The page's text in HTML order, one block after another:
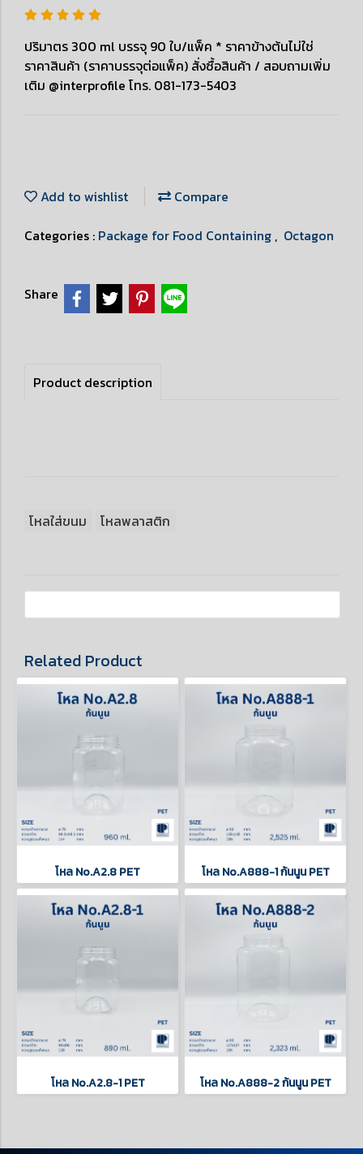
ปริมาตร 300 ml บรรจุ 90 ใบ/แพ็ค * ราคาข้างต้นไม่ใช่
ราคาสินค้า (ราคาบรรจุต่อแพ็ค) สั่งซื้อสินค้า / สอบถามเพิ่ม
เติม @interprofile โทร. 081-173-5403
Add to wishlist
Compare
Categories : Package for Food Containing , Octagon
Share
Product description
โหลใส่ขนม โหลพลาสติก
Related Product
โหล No.A2.8 PET โหล No.A888-1 ก้นนูน PET
โหล No.A2.8-1 PET โหล No.A888-2 ก้นนูน PET